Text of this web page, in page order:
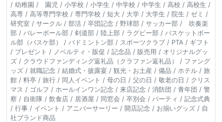
/ 幼稚園 / 園児 / 小学校 / 小学生 / 中学校 / 中学生 / 高校 / 高校生 /
高専 / 高等専門学校 / 専門学校 / 短大 / 大学 / 大学生 / 院生 / ゼミ /
研究室 / サークル / 部活 / 卒団記念 / 野球部 / サッカー部 / 吹奏楽
部 / バレーボール部 / 剣道部 / 陸上部 / ラグビー部 / バスケットボー
ル部（バスケ部） / バドミントン部 / スポーツクラブ / PTA / ギフト
/ プレゼント / ノベルティ・販促 / 記念品 / 販売用 / オリジナルグッ
ズ / クラウドファンディング返礼品（クラファン返礼品） / ファング
ッズ / 就職記念 / 結婚式・披露宴 / 観光・お土産 / 備品 / ホテル / 旅
館 / 料亭 / 旅行 / 同人イベント / 母の日 / 父の日 / 敬老の日 / クリス
マス / ゴルフ / ホールインワン記念 / 来店記念 / 消防団 / 青年団 / 警
察 / 自衛隊 / 飲食店 / 居酒屋 / 同窓会 / 卒別会 / パーティ / 記念式典
/ 行事 / イベント / アニバーサーリー / 開店記念 / お揃いグッズ / 自
社ブランド商品